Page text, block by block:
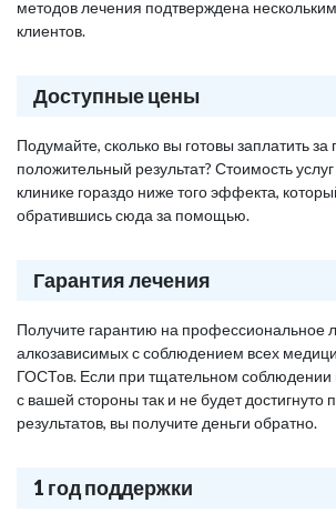
методов лечения подтверждена
клиентов.
Доступные цены
Подумайте, сколько вы готовы заплатить
положительный результат? Стоимость
клинике гораздо ниже того эффекта,
обратившись сюда за помощью.
Гарантия лечения
Получите гарантию на профессиональное
алкозависимых с соблюдением всех
ГОСТов. Если при тщательном соблюдении
с вашей стороны так и не будет достигнуто
результатов, вы получите деньги обратно.
1 год поддержки